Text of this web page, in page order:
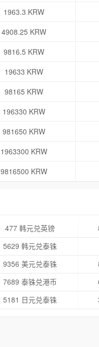
1963.3 KRW
4908.25 KRW
9816.5 KRW
19633 KRW
98165 KRW
196330 KRW
981650 KRW
1963300 KRW
9816500 KRW
477 韩元兑英镑
5629 韩元兑泰铢
9356 美元兑泰铢
7689 泰铢兑港币
5181 日元兑泰铢